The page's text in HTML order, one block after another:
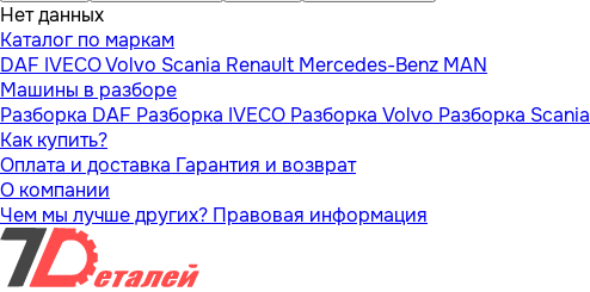
Нет данных
Каталог по маркам
DAF IVECOVolvo Scania Renault Mercedes-Benz MAN
Машины в разборе
Разборка DAF Разборка IVECO Разборка Volvo Разборка Scania
Как купить?
Оплата и доставка Гарантия и возврат
О компании
Чем мы лучше других? Правовая информация